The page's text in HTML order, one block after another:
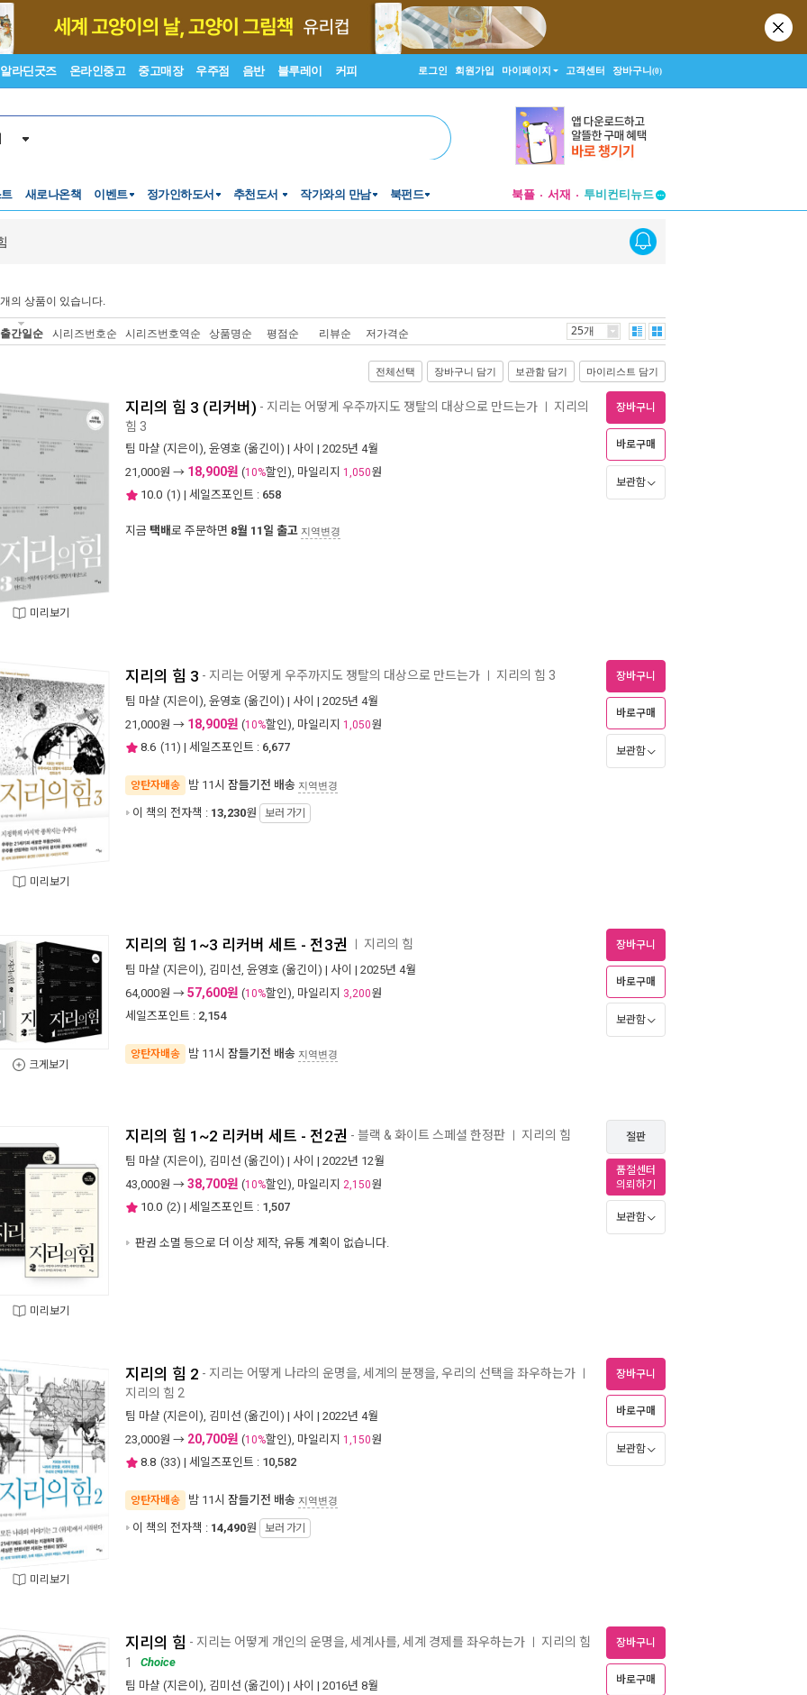
알라딘굿즈 온라인중고 중고매장 우주점 음반 블루레이 커피 로그인 회원가입 마이페이지 고객센터 장바구니(0)
새로나온책 이벤트 정가인하도서 추천도서 작가와의 만남 북펀드 북플 서재
투비컨티뉴드
투비컨티뉴드
개의 상품이 있습니다.
출간일순 시리즈번호순 시리즈번호역순 상품명순 평점순 리뷰순 저가격순 25개
전체선택 장바구니 담기 보관함 담기 마이리스트 담기
미리보기
지리의 힘 3 (리커버) - 지리는 어떻게 우주까지도 쟁탈의 대상으로 만드는가 지리의
힘 3
팀 마샬 (지은이), 윤영호 (옮긴이) | 사이 | 2025년 4월
21,000원 → 18,900원 (10%할인), 마일리지 1,050원
10.0 (1) | 세일즈포인트 : 658
지금 택배로 주문하면 8월 11일 출고 지역변경
장바구니
바로구매
보관함
미리보기
지리의 힘 3 - 지리는 어떻게 우주까지도 쟁탈의 대상으로 만드는가 지리의 힘 3
팀 마샬 (지은이), 윤영호 (옮긴이) | 사이 | 2025년 4월
21,000원 → 18,900원 (10%할인), 마일리지 1,050원
8.6 (11) | 세일즈포인트 : 6,677
양탄자배송 밤 11시 잠들기전 배송 지역변경
이 책의 전자책 : 13,230원 보러 가기
장바구니
바로구매
보관함
크게보기
지리의 힘 1~3 리커버 세트 - 전3권 지리의 힘
팀 마샬 (지은이), 김미선, 윤영호 (옮긴이) | 사이 | 2025년 4월
64,000원 → 57,600원 (10%할인), 마일리지 3,200원
세일즈포인트 : 2,154
양탄자배송 밤 11시 잠들기전 배송 지역변경
장바구니
바로구매
보관함
미리보기
지리의 힘 1~2 리커버 세트 - 전2권 - 블랙 & 화이트 스페셜 한정판 지리의 힘
팀 마샬 (지은이), 김미선 (옮긴이) | 사이 | 2022년 12월
43,000원 → 38,700원 (10%할인), 마일리지 2,150원
10.0 (2) | 세일즈포인트 : 1,507
판권 소멸 등으로 더 이상 제작, 유통 계획이 없습니다.
절판
품절센터
의뢰하기
보관함
미리보기
지리의 힘 2 - 지리는 어떻게 나라의 운명을, 세계의 분쟁을, 우리의 선택을 좌우하는가
지리의 힘 2
팀 마샬 (지은이), 김미선 (옮긴이) | 사이 | 2022년 4월
23,000원 → 20,700원 (10%할인), 마일리지 1,150원
8.8 (33) | 세일즈포인트 : 10,582
양탄자배송 밤 11시 잠들기전 배송 지역변경
이 책의 전자책 : 14,490원 보러 가기
장바구니
바로구매
보관함
지리의 힘 - 지리는 어떻게 개인의 운명을, 세계사를, 세계 경제를 좌우하는가 지리의 힘
1
Choice
팀 마샬 (지은이), 김미선 (옮긴이) | 사이 | 2016년 8월
장바구니
바로구매